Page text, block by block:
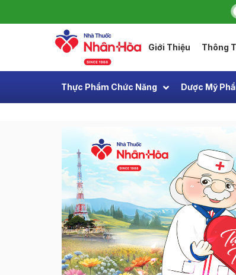
Giới Thiệu Thông
Thực Phẩm Chức Năng Dược Mỹ